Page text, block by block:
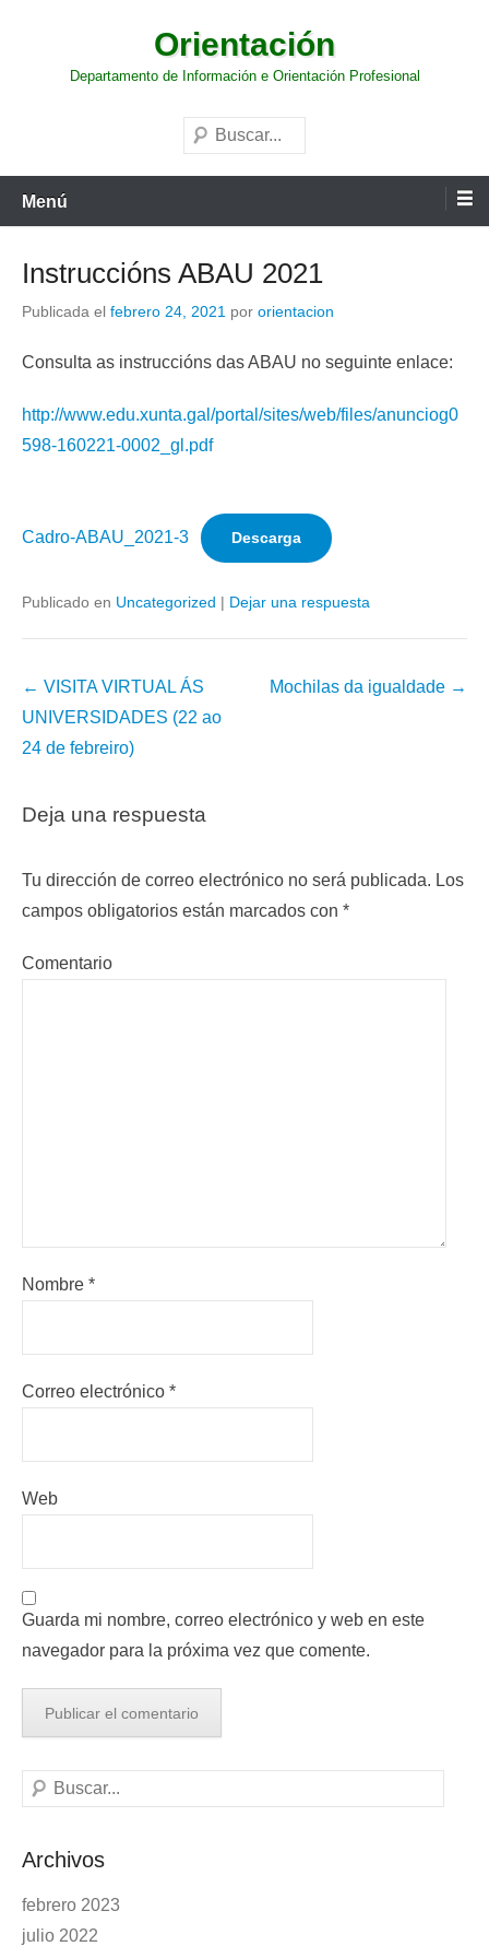
contenido
Orientación
Departamento de Información e Orientación Profesional
Buscar
Menú
Instruccións ABAU 2021
Publicada el febrero 24, 2021 por orientacion
Consulta as instruccións das ABAU no seguinte enlace:
http://www.edu.xunta.gal/portal/sites/web/files/anunciog0
598-160221-0002_gl.pdf
Cadro-ABAU_2021-3 Descarga
Publicado en Uncategorized | Dejar una respuesta
Navegación
de
la
← VISITA VIRTUAL ÁS
UNIVERSIDADES (22 ao
24 de febreiro)
Mochilas da igualdade →
Deja una respuesta
Tu dirección de correo electrónico no será publicada. Los
campos obligatorios están marcados con *
Comentario
Nombre *
Correo electrónico *
Web
Guarda mi nombre, correo electrónico y web en este
navegador para la próxima vez que comente.
Buscar
Archivos
febrero 2023
julio 2022